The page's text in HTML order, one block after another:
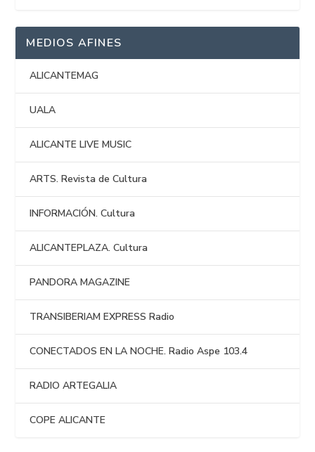
MEDIOS AFINES
ALICANTEMAG
UALA
ALICANTE LIVE MUSIC
ARTS. Revista de Cultura
INFORMACIÓN. Cultura
ALICANTEPLAZA. Cultura
PANDORA MAGAZINE
TRANSIBERIAM EXPRESS Radio
CONECTADOS EN LA NOCHE. Radio Aspe 103.4
RADIO ARTEGALIA
COPE ALICANTE